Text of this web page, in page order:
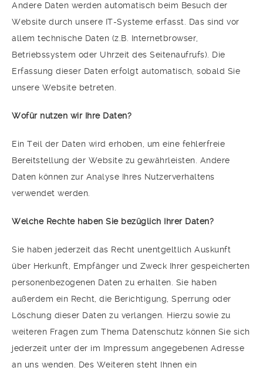
Andere Daten werden automatisch beim Besuch der
Website durch unsere IT-Systeme erfasst. Das sind vor
allem technische Daten (z.B. Internetbrowser,
Betriebssystem oder Uhrzeit des Seitenaufrufs). Die
Erfassung dieser Daten erfolgt automatisch, sobald Sie
unsere Website betreten.
Wofür nutzen wir Ihre Daten?
Ein Teil der Daten wird erhoben, um eine fehlerfreie
Bereitstellung der Website zu gewährleisten. Andere
Daten können zur Analyse Ihres Nutzerverhaltens
verwendet werden.
Welche Rechte haben Sie bezüglich Ihrer Daten?
Sie haben jederzeit das Recht unentgeltlich Auskunft
über Herkunft, Empfänger und Zweck Ihrer gespeicherten
personenbezogenen Daten zu erhalten. Sie haben
außerdem ein Recht, die Berichtigung, Sperrung oder
Löschung dieser Daten zu verlangen. Hierzu sowie zu
weiteren Fragen zum Thema Datenschutz können Sie sich
jederzeit unter der im Impressum angegebenen Adresse
an uns wenden. Des Weiteren steht Ihnen ein